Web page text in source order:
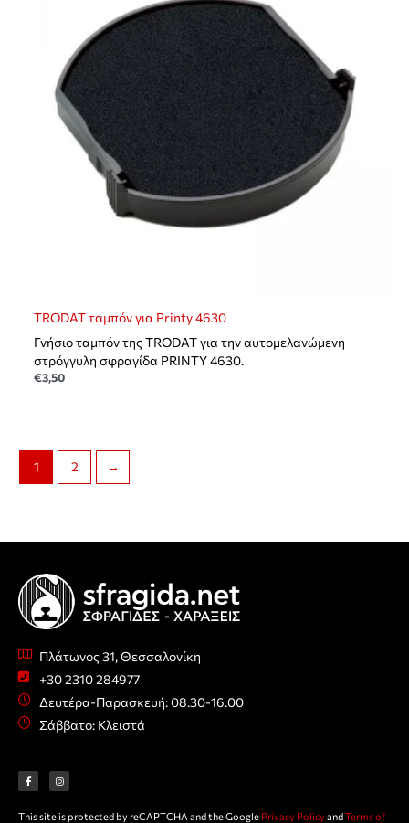
TRODAT ταμπόν για Printy 4630
Γνήσιο ταμπόν της TRODAT για την αυτομελανώμενη
στρόγγυλη σφραγίδα PRINTY 4630.
€3,50
1 2 →
Πλάτωνος 31, Θεσσαλονίκη
+30 2310 284977
Δευτέρα-Παρασκευή: 08.30-16.00
Σάββατο: Κλειστά
c
e
b
o
k
s
t
a
r
a
This site is protected by reCAPTCHA and the Google Privacy PolicyandTerms of